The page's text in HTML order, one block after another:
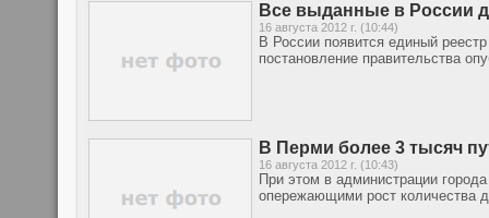
Все выданные в России
16 августа 2012 г. (10:44)
В России появится единый
постановление правительства
В Перми более 3 тысяч
16 августа 2012 г. (10:43)
При этом в администрации
опережающими рост количества